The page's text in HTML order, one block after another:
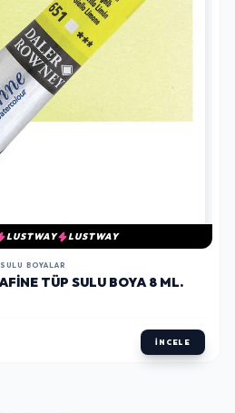
LUSTWAY LUSTWAY
BOYALAR
TÜP SULU BOYA 8 ML.
İNCELE